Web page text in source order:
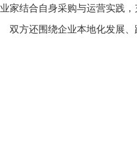
家结合自身采购与运营实践
双方还围绕企业本地化发展、